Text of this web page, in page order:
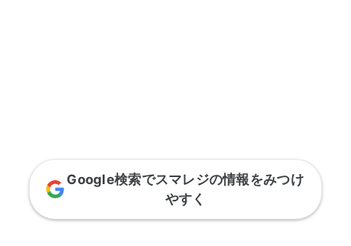
Google検索でスマレジの情報をみつけ
やすく